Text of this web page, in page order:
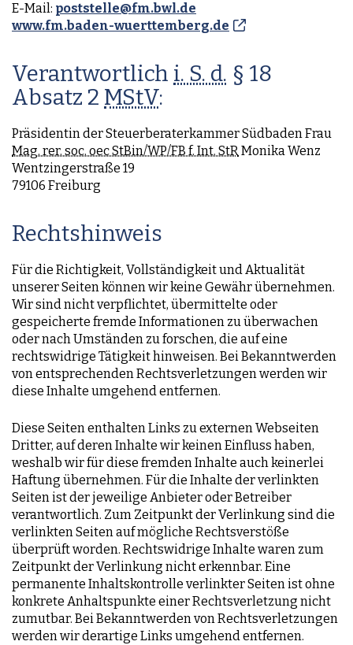
E-Mail: poststelle@fm.bwl.de
www.fm.baden-wuerttemberg.de
Verantwortlich i. S. d. § 18
Absatz 2 MStV:
Präsidentin der Steuerberaterkammer Südbaden Frau
Mag. rer. soc. oec StBin/WP/FB f. Int. StRMonika Wenz
Wentzingerstraße 19
79106 Freiburg
Rechtshinweis
Für die Richtigkeit, Vollständigkeit und Aktualität
unserer Seiten können wir keine Gewähr übernehmen.
Wir sind nicht verpflichtet, übermittelte oder
gespeicherte fremde Informationen zu überwachen
oder nach Umständen zu forschen, die auf eine
rechtswidrige Tätigkeit hinweisen. Bei Bekanntwerden
von entsprechenden Rechtsverletzungen werden wir
diese Inhalte umgehend entfernen.
Diese Seiten enthalten Links zu externen Webseiten
Dritter, auf deren Inhalte wir keinen Einfluss haben,
weshalb wir für diese fremden Inhalte auch keinerlei
Haftung übernehmen. Für die Inhalte der verlinkten
Seiten ist der jeweilige Anbieter oder Betreiber
verantwortlich. Zum Zeitpunkt der Verlinkung sind die
verlinkten Seiten auf mögliche Rechtsverstöße
überprüft worden. Rechtswidrige Inhalte waren zum
Zeitpunkt der Verlinkung nicht erkennbar. Eine
permanente Inhaltskontrolle verlinkter Seiten ist ohne
konkrete Anhaltspunkte einer Rechtsverletzung nicht
zumutbar. Bei Bekanntwerden von Rechtsverletzungen
werden wir derartige Links umgehend entfernen.